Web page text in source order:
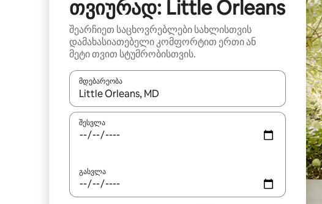
თვიურად: Little Orleans
შეარჩიეთ საცხოვრებლები სახლისთვის
დამახასიათებელი კომფორტით ერთი ან
მეტი თვით სტუმრობისთვის.
მდებარეობა
როცა შედეგები ხელმისაწვდომი გახდება, ნავიგაციისთვის
შესვლა
გასვლა